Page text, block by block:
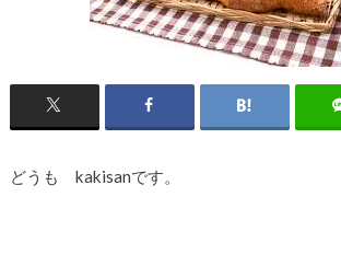
どうも kakisanです。